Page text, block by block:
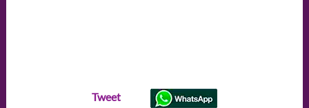
Tweet